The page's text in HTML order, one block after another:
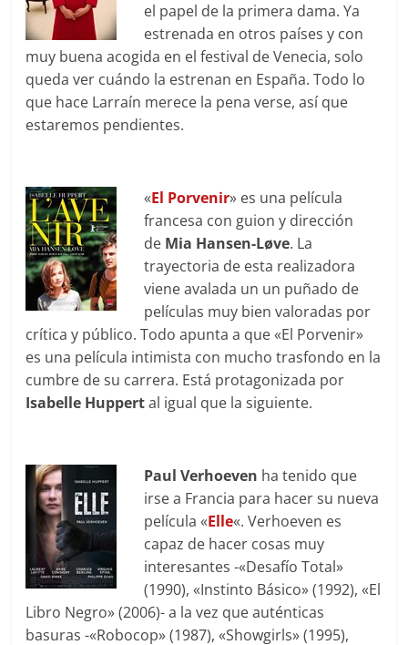
el papel de la primera dama. Ya
estrenada en otros países y con
muy buena acogida en el festival de Venecia, solo
queda ver cuándo la estrenan en España. Todo lo
que hace Larraín merece la pena verse, así que
estaremos pendientes.
«El Porvenir» es una película
francesa con guion y dirección
de Mia Hansen-Løve. La
trayectoria de esta realizadora
viene avalada un un puñado de
películas muy bien valoradas por
crítica y público. Todo apunta a que «El Porvenir»
es una película intimista con mucho trasfondo en la
cumbre de su carrera. Está protagonizada por
Isabelle Huppertal igual que la siguiente.
Paul Verhoeven ha tenido que
irse a Francia para hacer su nueva
película «Elle«. Verhoeven es
capaz de hacer cosas muy
interesantes -«Desafío Total»
(1990), «Instinto Básico» (1992), «El
Libro Negro» (2006)- a la vez que auténticas
basuras -«Robocop» (1987), «Showgirls» (1995),